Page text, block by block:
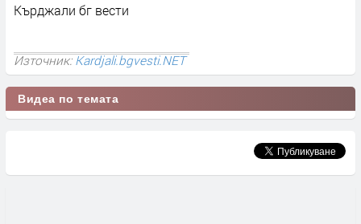
Кърджали бг вести
Източник:Kardjali.bgvesti.NET
Видеа по темата